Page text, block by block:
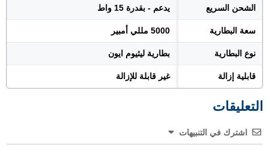
الشحن السريع يدعم - بقدرة 15 واط
سعة البطارية 5000 مللي أمبير
نوع البطارية بطارية ليثيوم ايون
قابلية إزالة غير قابلة للإزالة
التعليقات
اشترك في التنبيهات